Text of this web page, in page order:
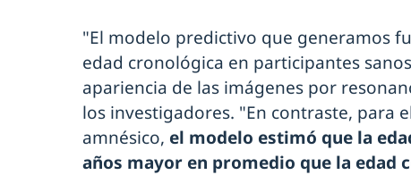
"El modelo predictivo que generamos
edad cronológica en participantes
apariencia de las imágenes por
los investigadores. "En contraste, para
amnésico, el modelo estimó que la
años mayor en promedio que la edad